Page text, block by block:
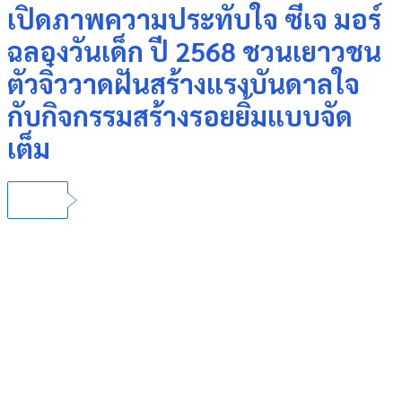
เปิดภาพความประทับใจ ซีเจ มอร์
ฉลองวันเด็ก ปี 2568 ชวนเยาวชน
ตัวจิ๋ววาดฝันสร้างแรงบันดาลใจ
กับกิจกรรมสร้างรอยยิ้มแบบจัด
เต็ม